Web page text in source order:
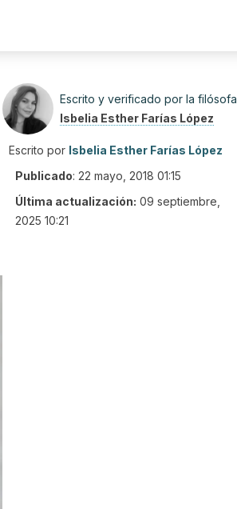
Escrito y verificado por la filósofa
Isbelia Esther Farías López
Escrito por Isbelia Esther Farías López
Publicado: 22 mayo, 2018 01:15
Última actualización: 09 septiembre,
2025 10:21